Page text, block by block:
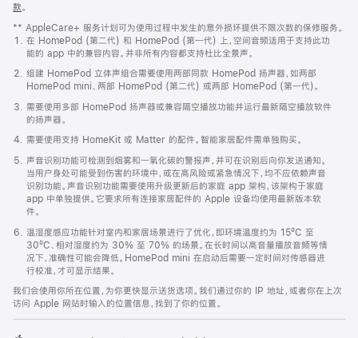
款。
窗
口
中
打
开)
** AppleCare+ 服务计划可为使用过程中发生的意外损坏提供不限次数的保修服务。
在 HomePod (第二代) 和 HomePod (第一代) 上，空间音频适用于支持此功
能的 app 中的兼容内容。并非所有内容都支持杜比全景声。
组建 HomePod 立体声组合需要使用两部同款 HomePod 扬声器，如两部
HomePod mini、两部 HomePod (第二代) 或两部 HomePod (第一代)。
需要使用多部 HomePod 扬声器或兼容隔空播放功能并运行最新隔空播放软件
的扬声器。
需要使用支持 HomeKit 或 Matter 的配件。智能家居配件需单独购买。
声音识别功能可检测到烟雾和一氧化碳的警报声，并可在识别后向你发送通知。
当用户身处可能受到伤害的环境中，或在高风险或紧急情况下，均不应依赖声音
识别功能。声音识别功能需要使用升级更新后的家庭 app 架构，该架构于家庭
app 中单独提供。它要求所有连接家居配件的 Apple 设备均使用最新版本软
件。
温湿度感应功能针对室内和家居场景进行了优化，即环境温度约为 15ºC 至
30ºC、相对湿度约为 30% 至 70% 的场景。在长时间以高音量播放音频等情
况下，准确性可能会降低。HomePod mini 在启动后需要一定时间对传感器进
行校准，才可显示结果。
我们会使用你所在位置，为你更快显示送货选项。我们通过你的 IP 地址，或者你在上次
访问 Apple 网站时输入的位置信息，找到了你的位置。